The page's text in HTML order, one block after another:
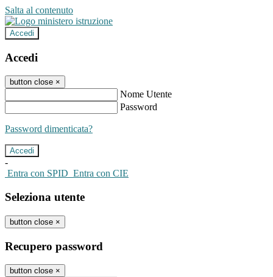
Salta al contenuto
Accedi
Accedi
button close ×
Nome Utente
Password
Password dimenticata?
-
Entra con SPID Entra con CIE
Seleziona utente
button close ×
Recupero password
button close ×